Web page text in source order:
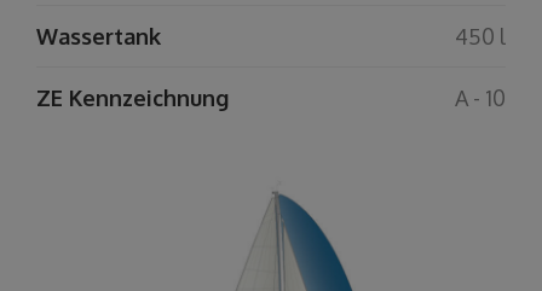
Wassertank 450 l
ZE Kennzeichnung A - 10